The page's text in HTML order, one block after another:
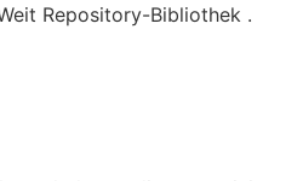
Repository-Bibliothek .